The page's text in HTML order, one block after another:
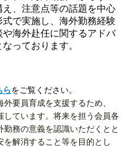
、注意点等の話題を中心
で実施し、海外勤務経験
海外赴任に関するアドバ
っております。
らをご覧ください。
要員育成を支援するため、
しています。将来を担う会員各
務の意義を認識いただくとと
を解消すること等を目的とし